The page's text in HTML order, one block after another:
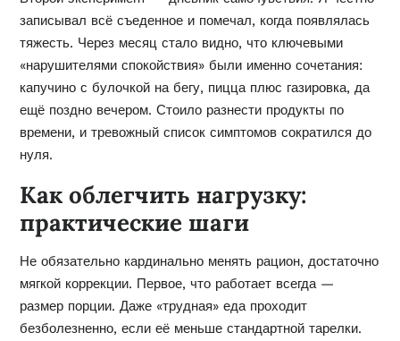
записывал всё съеденное и помечал, когда появлялась
тяжесть. Через месяц стало видно, что ключевыми
«нарушителями спокойствия» были именно сочетания:
капучино с булочкой на бегу, пицца плюс газировка, да
ещё поздно вечером. Стоило разнести продукты по
времени, и тревожный список симптомов сократился до
нуля.
Как облегчить нагрузку:
практические шаги
Не обязательно кардинально менять рацион, достаточно
мягкой коррекции. Первое, что работает всегда —
размер порции. Даже «трудная» еда проходит
безболезненно, если её меньше стандартной тарелки.